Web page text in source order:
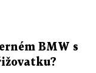
BMW s